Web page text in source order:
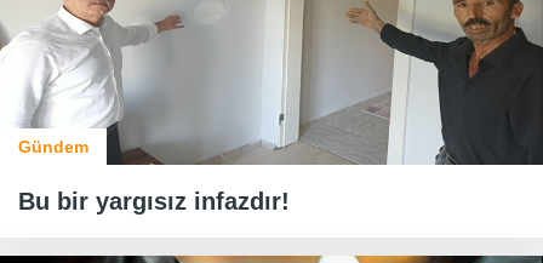
Gündem
Bu bir yargısız infazdır!